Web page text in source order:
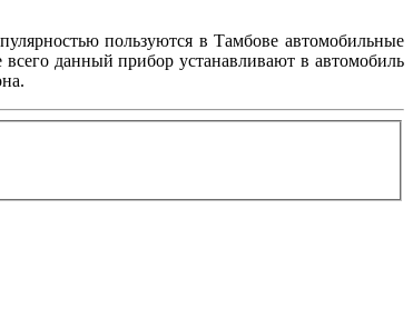
пользуются в Тамбове автомобильные
данный прибор устанавливают в автомобиль